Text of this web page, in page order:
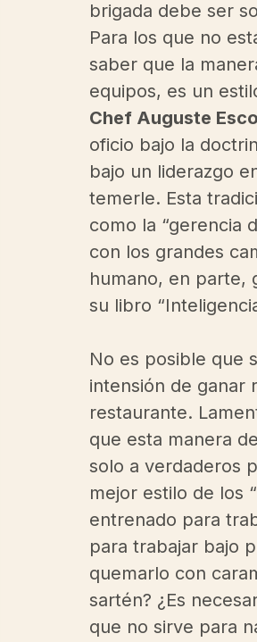
brigada debe ser
Para los que no
saber que la
equipos, es un
Chef Auguste
oficio bajo la
bajo un liderazgo
temerle. Esta
como la “gerencia
con los grandes
humano, en parte,
su libro
No es posible que
intensión de ganar
restaurante.
que esta manera
solo a verdaderos
mejor estilo de los
entrenado para
para trabajar bajo
quemarlo con
sartén? ¿Es
que no sirve para